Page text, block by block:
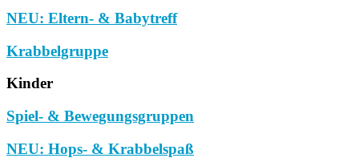
NEU: Eltern- & Babytreff
Krabbelgruppe
Kinder
Spiel- & Bewegungsgruppen
NEU: Hops- & Krabbelspaß